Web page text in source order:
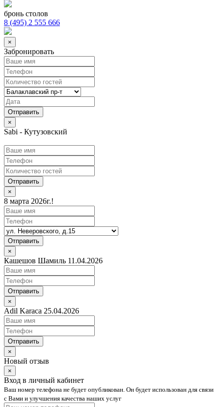
бронь столов
8 (495) 2 555 666
×
Забронировать
×
Sabi - Кутузовский
Отправить
×
8 марта 2026г.!
Отправить
×
Кашешов Шамиль 11.04.2026
Отправить
×
Adil Karaca 25.04.2026
Отправить
×
Новый отзыв
×
Вход в личный кабинет
Ваш номер телефона не будет опубликован. Он будет использован для связи
с Вами и улучшения качества наших услуг